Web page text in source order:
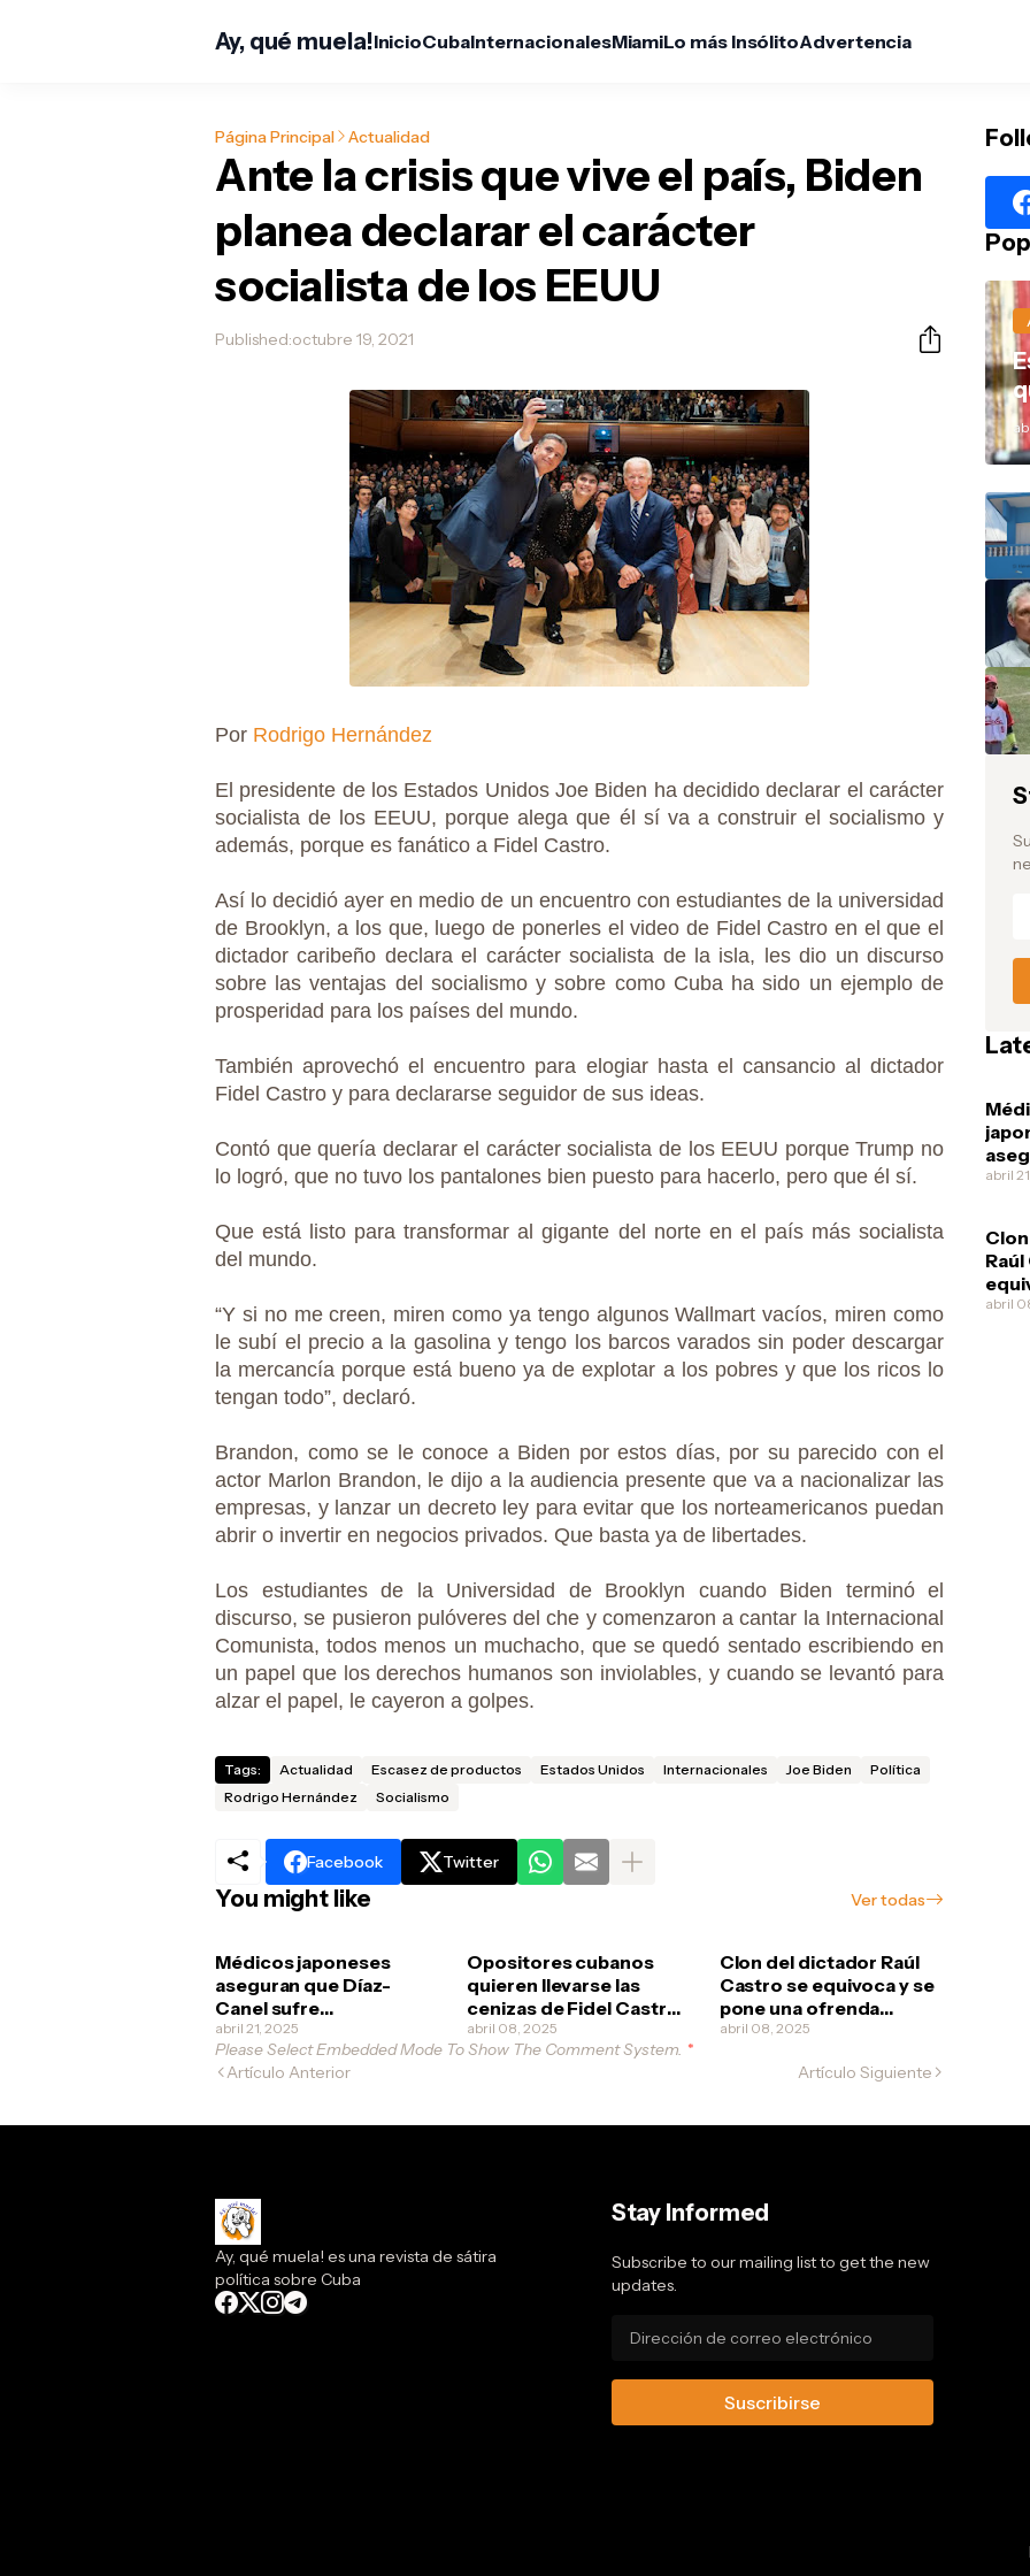
Ay, qué muela!InicioCubaInternacionalesMiamiLo más InsólitoAdvertencia
Página Principal Actualidad
Ante la crisis que vive el país, Biden
planea declarar el carácter
socialista de los EEUU
Published:octubre 19, 2021
Por Rodrigo Hernández
El presidente de los Estados Unidos Joe Biden ha decidido declarar el carácter
socialista de los EEUU, porque alega que él sí va a construir el socialismo y
además, porque es fanático a Fidel Castro.
Así lo decidió ayer en medio de un encuentro con estudiantes de la universidad
de Brooklyn, a los que, luego de ponerles el video de Fidel Castro en el que el
dictador caribeño declara el carácter socialista de la isla, les dio un discurso
sobre las ventajas del socialismo y sobre como Cuba ha sido un ejemplo de
prosperidad para los países del mundo.
También aprovechó el encuentro para elogiar hasta el cansancio al dictador
Fidel Castro y para declararse seguidor de sus ideas.
Contó que quería declarar el carácter socialista de los EEUU porque Trump no
lo logró, que no tuvo los pantalones bien puesto para hacerlo, pero que él sí.
Que está listo para transformar al gigante del norte en el país más socialista
del mundo.
“Y si no me creen, miren como ya tengo algunos Wallmart vacíos, miren como
le subí el precio a la gasolina y tengo los barcos varados sin poder descargar
la mercancía porque está bueno ya de explotar a los pobres y que los ricos lo
tengan todo”, declaró.
Brandon, como se le conoce a Biden por estos días, por su parecido con el
actor Marlon Brandon, le dijo a la audiencia presente que va a nacionalizar las
empresas, y lanzar un decreto ley para evitar que los norteamericanos puedan
abrir o invertir en negocios privados. Que basta ya de libertades.
Los estudiantes de la Universidad de Brooklyn cuando Biden terminó el
discurso, se pusieron pulóveres del che y comenzaron a cantar la Internacional
Comunista, todos menos un muchacho, que se quedó sentado escribiendo en
un papel que los derechos humanos son inviolables, y cuando se levantó para
alzar el papel, le cayeron a golpes.
Tags: Actualidad Escasez de productos Estados Unidos Internacionales Joe Biden
Política
Rodrigo Hernández
Socialismo
Facebook Twitter
You might like Ver todas
Médicos japoneses
aseguran que Díaz-
Canel sufre
esquizofrenia
abril 21, 2025
Opositores cubanos
quieren llevarse las
cenizas de Fidel Castro
no vaya a ser que los
revolucionarios quieran
abril 08, 2025
Clon del dictador Raúl
Castro se equivoca y se
pone una ofrenda
funeral a él mismo
abril 08, 2025
Please Select Embedded Mode To Show The Comment System. *
Artículo Anterior
Artículo Siguiente
abril
abril
Ay, qué muela! es una revista de sátira
política sobre Cuba
Stay Informed
Subscribe to our mailing list to get the new
updates.